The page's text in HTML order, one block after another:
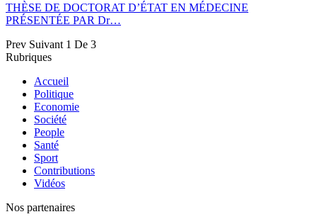
THÈSE DE DOCTORAT D’ÉTAT EN MÉDECINE
PRÉSENTÉE PAR Dr…
Prev Suivant 1 De 3
Rubriques
Accueil
Politique
Economie
Société
People
Santé
Sport
Contributions
Vidéos
Nos partenaires